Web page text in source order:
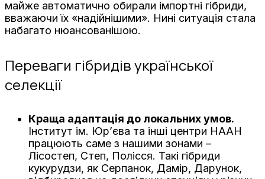
майже автоматично обирали імпортні гібриди,
вважаючи їх «надійнішими». Нині ситуація стала
набагато нюансованішою.
Переваги гібридів української
селекції
Краща адаптація до локальних умов.
Інститут ім. Юр’єва та інші центри НААН
працюють саме з нашими зонами –
Лісостеп, Степ, Полісся. Такі гібриди
кукурудзи, як Серпанок, Дамір, Дарунок,